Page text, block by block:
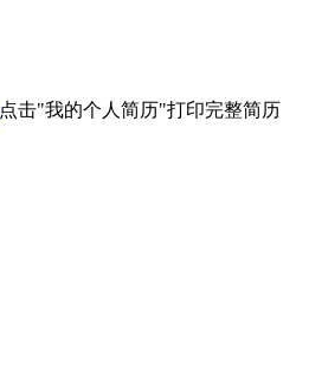
点击"我的个人简历"打印完整简历